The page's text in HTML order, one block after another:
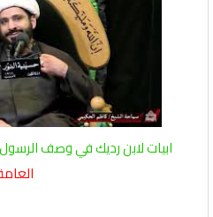
ابيات لابن رديك في وصف